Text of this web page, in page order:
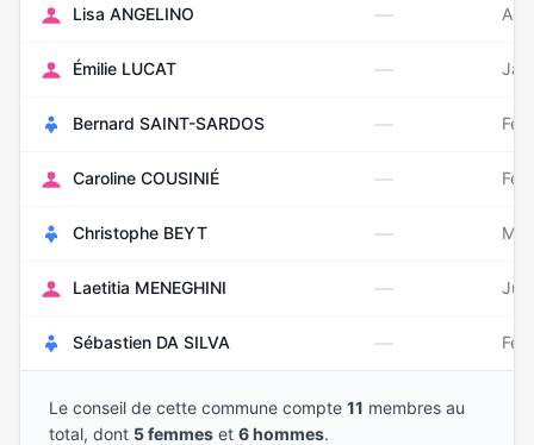
Lisa ANGELINO —
Émilie LUCAT —
Bernard SAINT-SARDOS —
Caroline COUSINIÉ —
Christophe BEYT — Mai
Laetitia MENEGHINI —
Sébastien DA SILVA —
Le conseil de cette commune compte 11 membres au
total, dont 5 femmes et 6 hommes.